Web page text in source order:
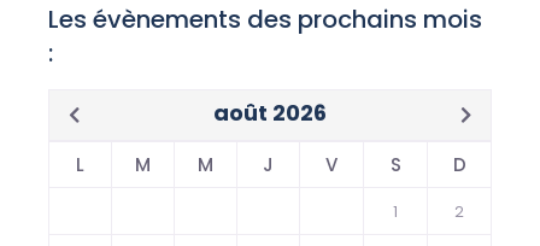
Les évènements des prochains mois
:
août 2026
L M M J V S D
1 2